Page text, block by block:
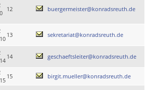
12 buergermeister@konradsreuth.de
13 sekretariat@konradsreuth.de
14 geschaeftsleiter@konradsreuth.de
15 birgit.mueller@konradsreuth.de